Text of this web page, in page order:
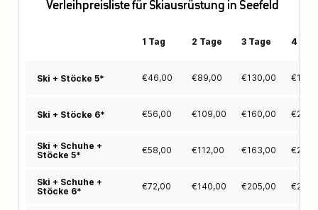
Verleihpreisliste für Skiausrüstung in Seefeld
1 Tag 2 Tage 3 Tage 4
Ski + Stöcke 5* €46,00 €89,00 €130,00 €
Ski + Stöcke 6* €56,00 €109,00 €160,00 €
Ski + Schuhe +
Stöcke 5*
€58,00 €112,00 €163,00 €
Ski + Schuhe +
Stöcke 6*
€72,00 €140,00 €205,00 €